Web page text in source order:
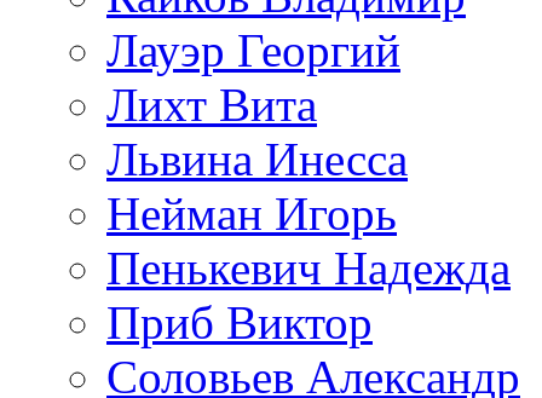
Лауэр Георгий
Лихт Вита
Львина Инесса
Нейман Игорь
Пенькевич Надежда
Приб Виктор
Соловьев Александр